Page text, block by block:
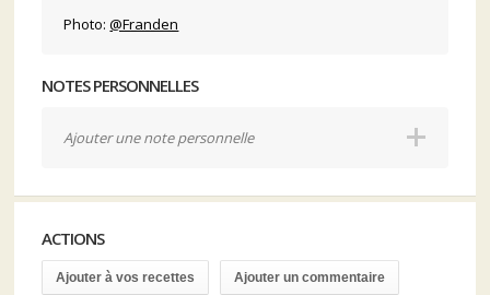
Photo:@Franden
NOTES PERSONNELLES
Ajouter une note personnelle
ACTIONS
Ajouter à vos recettes Ajouter un commentaire